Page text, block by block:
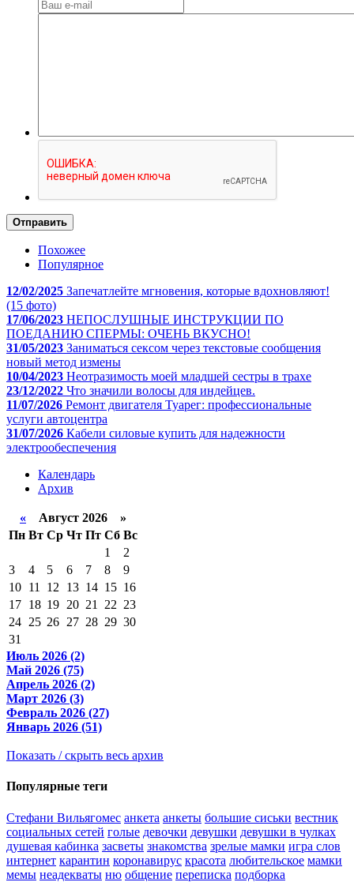
Отправить
Похожее
Популярное
12/02/2025 Запечатлейте мгновения, которые вдохновляют!
(15 фото)
17/06/2023 НЕПОСЛУШНЫЕ ИНСТРУКЦИИ ПО
ПОЕДАНИЮ СПЕРМЫ: ОЧЕНЬ ВКУСНО!
31/05/2023 Заниматься сексом через текстовые сообщения
новый метод измены
10/04/2023 Неотразимость моей младшей сестры в трахе
23/12/2022 Что значили волосы для индейцев.
11/07/2026 Ремонт двигателя Туарег: профессиональные
услуги автоцентра
31/07/2026 Кабели силовые купить для надежности
электрообеспечения
Календарь
Архив
« Август 2026 »
Пн Вт Ср Чт Пт Сб Вс
1
2
3
4 5 6 7 8
9
10 11 12 13 14 15 16
17 18 19 20 21 22 23
24 25 26 27 28 29 30
31
Июль 2026 (2)
Май 2026 (75)
Апрель 2026 (2)
Март 2026 (3)
Февраль 2026 (27)
Январь 2026 (51)
Показать / скрыть весь архив
Популярные теги
Стефани Вильягомес анкета анкеты большие сиськи вестник
социальных сетей голые девочки девушки девушки в чулках
душевая кабинка засветы знакомства зрелые мамки игра слов
интернет карантин коронавирус красота любительское мамки
мемы неадекваты ню общение переписка подборка